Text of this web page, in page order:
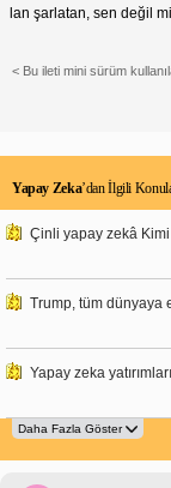
lan şarlatan, sen değil
< Bu ileti mini sürüm
Yapay Zeka’dan İlgili
Çinli yapay zekâ
Trump, tüm dünyaya
Yapay zeka